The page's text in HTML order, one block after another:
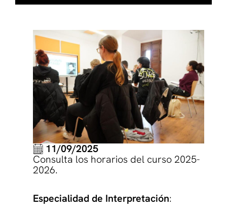
11/09/2025
Consulta los horarios del curso 2025-
2026.
Especialidad de Interpretación: